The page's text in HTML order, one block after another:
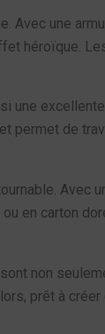
Avec une
héroïque.
une
permet de
Avec
ou en carton
sont non
prêt à